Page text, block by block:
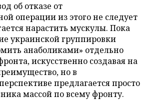
об отказе от
операции из этого не следует
нарастить мускулы. Пока
украинской группировки
анаболиками» отдельно
искусственно создавая на
но в
предлагается просто
массой по всему фронту.